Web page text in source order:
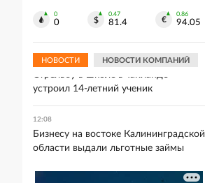
0
0
0.47
81.4
0.86
94.05
НОВОСТИ НОВОСТИ КОМПАНИЙ
Главный раввин России надеется на
12:09
Стрельбу в школе в Таиланде
устроил 14-летний ученик
12:08
Бизнесу на востоке Калининградской
области выдали льготные займы